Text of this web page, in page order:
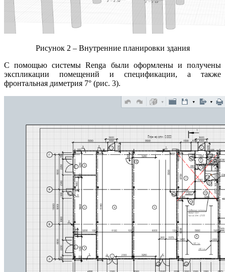
Рисунок 2 – Внутренние планировки здания
С помощью системы Rengа были оформлены и получены
экспликации помещений и спецификации, а также
фронтальная диметрия 7° (рис. 3).